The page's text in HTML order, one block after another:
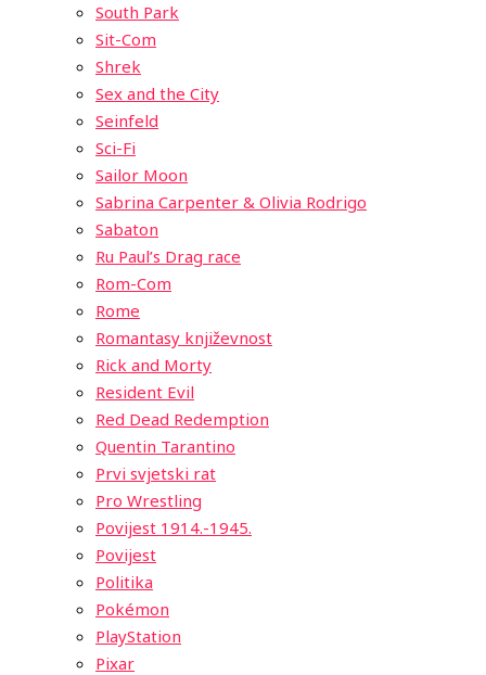
South Park
Sit-Com
Shrek
Sex and the City
Seinfeld
Sci-Fi
Sailor Moon
Sabrina Carpenter & Olivia Rodrigo
Sabaton
Ru Paul’s Drag race
Rom-Com
Rome
Romantasy književnost
Rick and Morty
Resident Evil
Red Dead Redemption
Quentin Tarantino
Prvi svjetski rat
Pro Wrestling
Povijest 1914.-1945.
Povijest
Politika
Pokémon
PlayStation
Pixar